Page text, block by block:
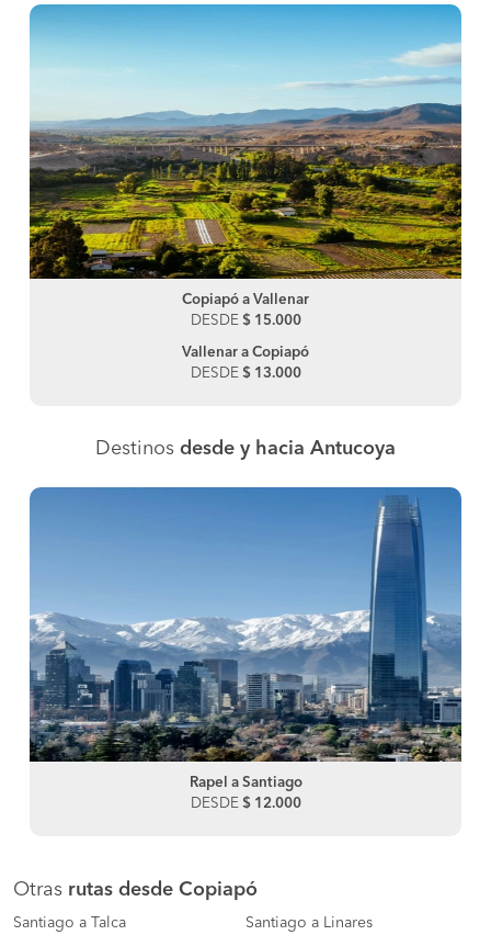
Copiapó a Vallenar
DESDE $ 15.000
Vallenar a Copiapó
DESDE $ 13.000
Destinos desde y hacia Antucoya
Rapel a Santiago
DESDE $ 12.000
Otras rutas desde Copiapó
Santiago a Talca Santiago a Linares